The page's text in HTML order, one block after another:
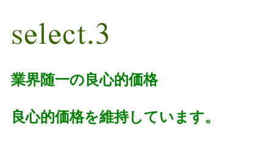
業界随一の良心的価格
良心的価格を維持しています。